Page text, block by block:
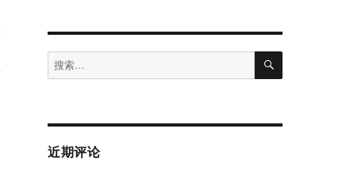
搜
索：
搜
近期评论